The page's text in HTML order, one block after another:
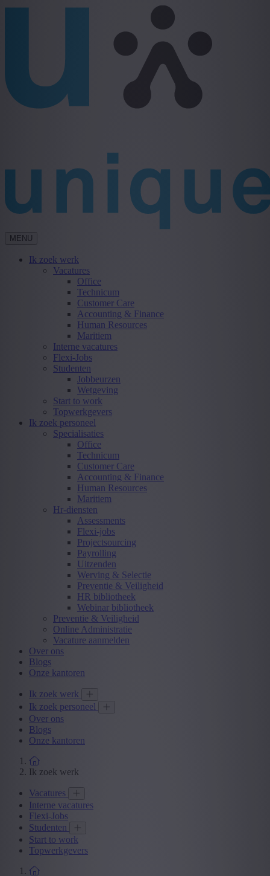
MENU
Ik zoek werk
Vacatures
Office
Technicum
Customer Care
Accounting & Finance
Human Resources
Maritiem
Interne vacatures
Flexi-Jobs
Studenten
Jobbeurzen
Wetgeving
Start to work
Topwerkgevers
Ik zoek personeel
Specialisaties
Office
Technicum
Customer Care
Accounting & Finance
Human Resources
Maritiem
Hr-diensten
Assessments
Flexi-jobs
Projectsourcing
Payrolling
Uitzenden
Werving & Selectie
Preventie & Veiligheid
HR bibliotheek
Webinar bibliotheek
Preventie & Veiligheid
Online Administratie
Vacature aanmelden
Over ons
Blogs
Onze kantoren
Ik zoek werk
Ik zoek personeel
Over ons
Blogs
Onze kantoren
Ik zoek werk
Vacatures
Interne vacatures
Flexi-Jobs
Studenten
Start to work
Topwerkgevers